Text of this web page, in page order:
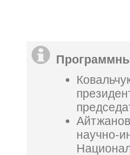
научно-